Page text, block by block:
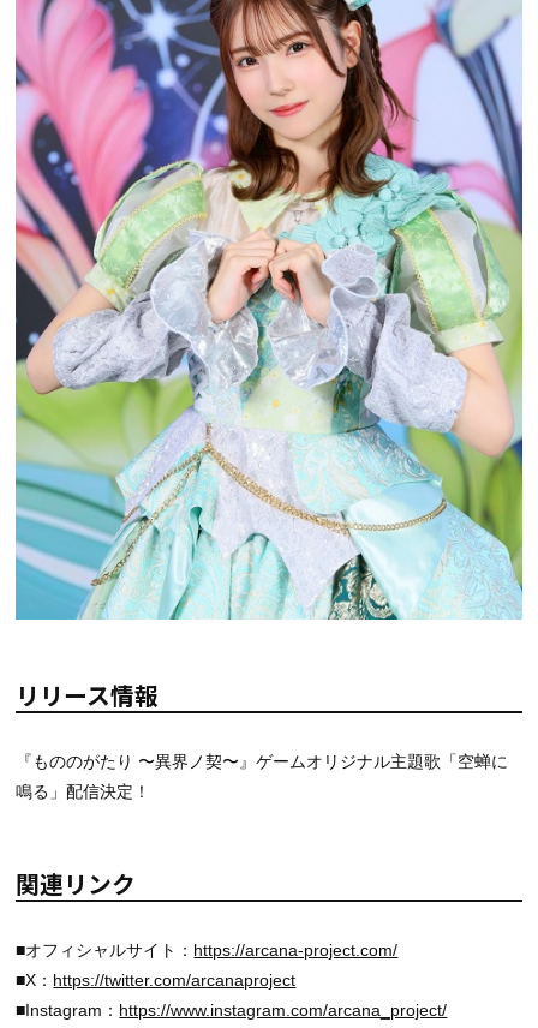
リリース情報
『もののがたり 〜異界ノ契〜』ゲームオリジナル主題歌「空蝉に
鳴る」配信決定！
関連リンク
■オフィシャルサイト： https://arcana-project.com/
■X： https://twitter.com/arcanaproject
■Instagram： https://www.instagram.com/arcana_project/